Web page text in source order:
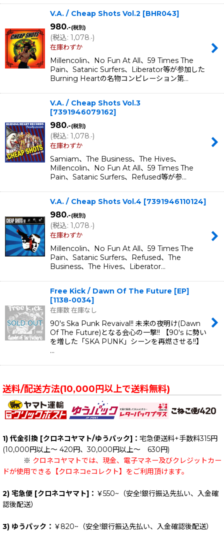
V.A. / Cheap Shots Vol.2 [BHR043]
980.-(税別)
(税込: 1,078.-)
在庫わずか
Millencolin、No Fun At All、59 Times The
Pain、Satanic Surfers、Liberator等が参加した
Burning Heartの名物コンピレーション第…
V.A. / Cheap Shots Vol.3
[7391946079162]
980.-(税別)
(税込: 1,078.-)
在庫わずか
Samiam、The Business、The Hives、
Millencolin、No Fun At All、59 Times The
Pain、Satanic Surfers、Refused等が参…
V.A. / Cheap Shots Vol.4 [7391946110124]
980.-(税別)
(税込: 1,078.-)
在庫わずか
Millencolin、No Fun At All、59 Times The
Pain、Satanic Surfers、Refused、The
Business、The Hives、Liberator…
Free Kick / Dawn Of The Future [EP]
[1138-0034]
在庫数 在庫なし
90's Ska Punk Revaival!! 未来の夜明け(Dawn
Of The Future)となる会心の一撃!! 【90's に勢い
を増した「SKA PUNK」シーンを再燃させる!!】
…
送料/配送方法(10,000円以上で送料無料)
1) 代金引換 [クロネコヤマト/ゆうパック]： 宅急便送料+手数料315円
(10,000円以上～ 420円、30,000円以上～ 630円)
※ クロネコヤマトでは、現金、電子マネー及びクレジットカー
ドが使用できる【クロネコeコレクト】をご利用頂けます。
2) 宅急便 [クロネコヤマト]： ￥550~（安全!銀行振込先払い、入金確
認後配送）
3) ゆうパック： ￥820~（安全!銀行振込先払い、入金確認後配送）